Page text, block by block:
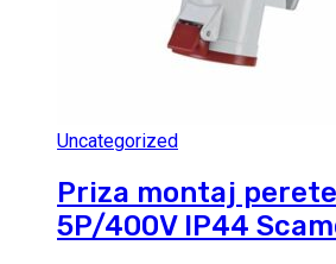
Uncategorized
Priza montaj
5P/400V IP44